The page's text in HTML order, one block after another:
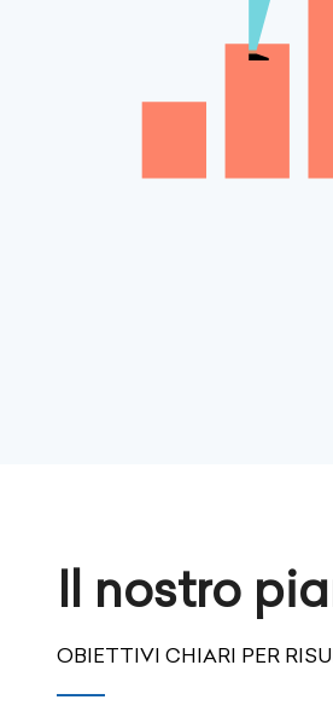
Il nostro
OBIETTIVI CHIARI PER